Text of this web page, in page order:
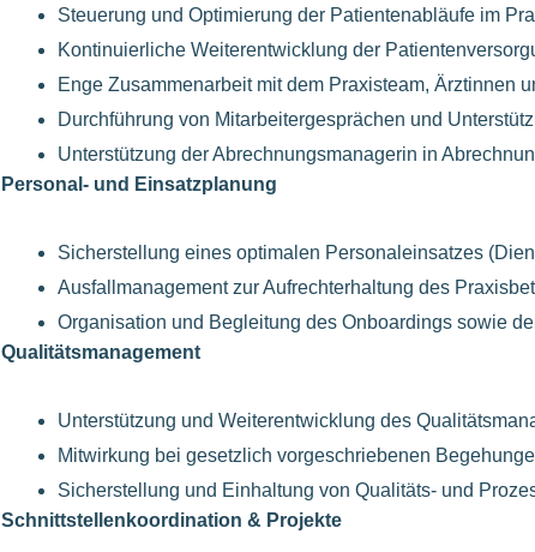
Steuerung und Optimierung der Patientenabläufe im
Kontinuierliche Weiterentwicklung der
Enge Zusammenarbeit mit dem Praxisteam, Ärztinnen
Durchführung von Mitarbeitergesprächen und
Unterstützung der Abrechnungsmanagerin in
Personal- und Einsatzplanung
Sicherstellung eines optimalen Personaleinsatzes
Ausfallmanagement zur Aufrechterhaltung des
Organisation und Begleitung des Onboardings sowie
Qualitätsmanagement
Unterstützung und Weiterentwicklung des
Mitwirkung bei gesetzlich vorgeschriebenen
Sicherstellung und Einhaltung von Qualitäts- und
Schnittstellenkoordination & Projekte